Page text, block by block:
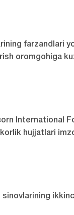
farzandlari
oromgohiga
International
hujjatlari